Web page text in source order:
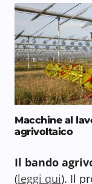
Macchine al
agrivoltaico
Il bando
(leggi qui). Il